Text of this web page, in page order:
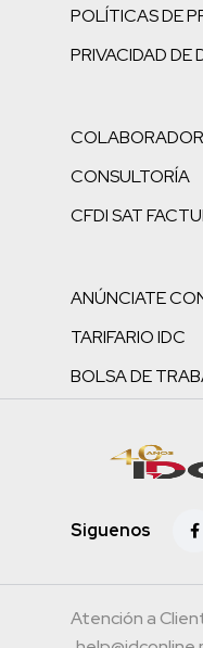
POLÍTICAS DE
PRIVACIDAD DE
CONSULTORÍA
CFDI SAT
ANÚNCIATE
TARIFARIO IDC
BOLSA DE
Siguenos
Atención a